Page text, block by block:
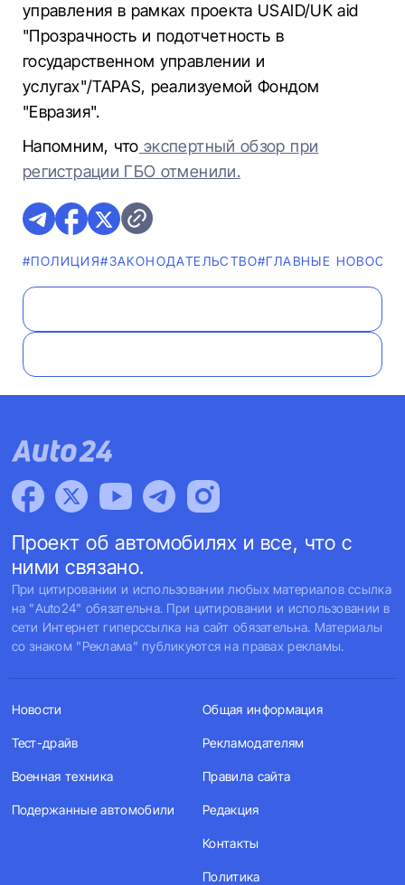
управления в рамках проекта USAID/UK aid
"Прозрачность и подотчетность в
государственном управлении и
услугах"/TAPAS, реализуемой Фондом
"Евразия".
Напомним, что экспертный обзор при
регистрации ГБО отменили.
#ПОЛИЦИЯ#ЗАКОНОДАТЕЛЬСТВО#ГЛАВНЫЕ НОВОСТИ
Проект об автомобилях и все, что с
ними связано.
При цитировании и использовании любых материалов ссылка
на "Auto24" обязательна. При цитировании и использовании в
сети Интернет гиперссылка на сайт обязательна. Материалы
со знаком "Реклама" публикуются на правах рекламы.
Новости
Тест-драйв
Военная техника
Подержанные автомобили
Общая информация
Рекламодателям
Правила сайта
Редакция
Контакты
Политика